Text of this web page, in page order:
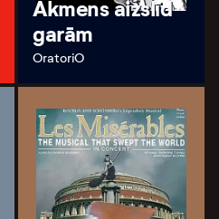
Akmens aizslīd
garām
OratoriO